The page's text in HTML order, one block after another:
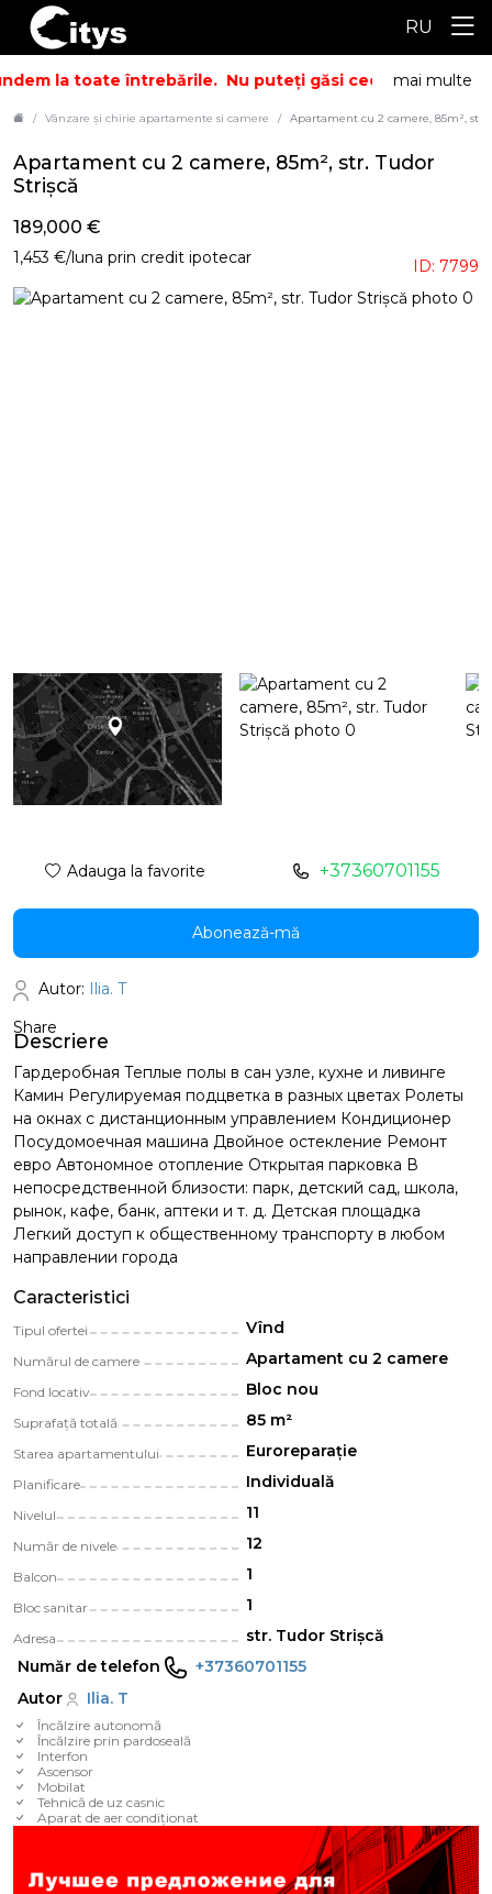
RU
la toate întrebările. Nu puteți găsi ceea ce căutați?
mai multe
Vânzare și chirie apartamente si camere Apartament cu 2 camere, 85m², str.
Descriere
Гардеробная Теплые полы в сан узле, кухне и ливинге
Камин Регулируемая подцветка в разных цветах Ролеты
на окнах с дистанционным управлением Кондиционер
Посудомоечная машина Двойное остекление Ремонт
евро Автономное отопление Открытая парковка В
непосредственной близости: парк, детский сад, школа,
рынок, кафе, банк, аптеки и т. д. Детская площадка
Легкий доступ к общественному транспорту в любом
направлении города
Caracteristici
Tipul ofertei Vînd
Numărul de camere Apartament cu 2 camere
Fond locativ Bloc nou
Suprafață totală 85 m²
Starea apartamentului Euroreparație
Planificare Individuală
Nivelul 11
Număr de nivele 12
Balcon 1
Bloc sanitar 1
Adresa
str. Tudor Strișcă
Număr de telefon
+37360701155
Autor
Ilia. T
Încălzire autonomă
Încălzire prin pardoseală
Interfon
Ascensor
Mobilat
Tehnică de uz casnic
Aparat de aer condiționat
Apartament cu 2 camere, 85m², str. Tudor
Strișcă
ID: 7799
189,000 €
1,453 €/luna prin credit ipotecar
Adauga la favorite +37360701155
Abonează-mă
Autor: Ilia. T
Share